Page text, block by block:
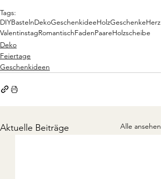
Tags:
DIYBastelnDekoGeschenkideeHolzGeschenkeHerz
ValentinstagRomantischFadenPaareHolzscheibe
Deko
Feiertage
Geschenkideen
Aktuelle Beiträge Alle ansehen